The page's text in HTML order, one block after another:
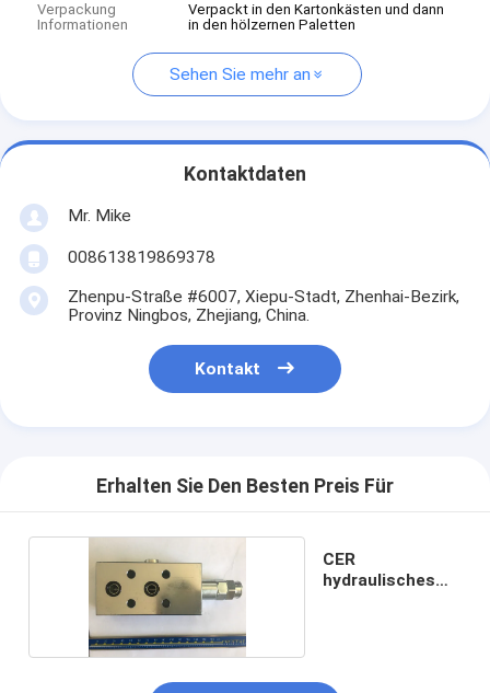
Verpackung
Informationen
Verpackt in den Kartonkästen und dann
in den hölzernen Paletten
Sehen Sie mehr an
Kontaktdaten
Mr. Mike
008613819869378
Zhenpu-Straße #6007, Xiepu-Stadt, Zhenhai-Bezirk,
Provinz Ningbos, Zhejiang, China.
Kontakt
Erhalten Sie Den Besten Preis Für
CER
hydraulisches